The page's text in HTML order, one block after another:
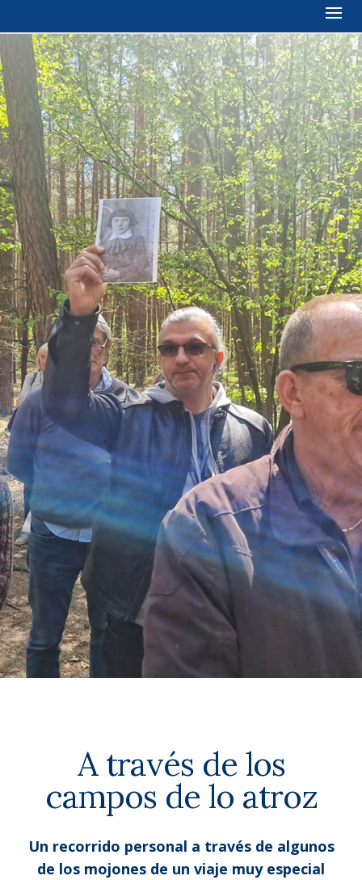
A través de los
campos de lo atroz
Un recorrido personal a través de algunos
de los mojones de un viaje muy especial